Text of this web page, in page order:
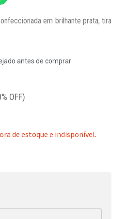
em brilhante prata, tira
antes de comprar
OFF)
de estoque e indisponível.